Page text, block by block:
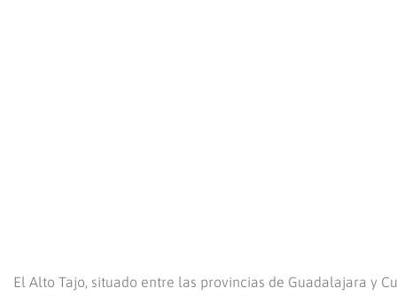
El Alto Tajo, situado entre las provincias de Guadalajara y